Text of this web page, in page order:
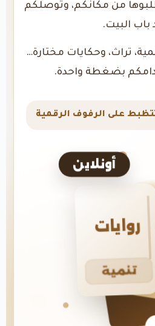
من مكانكم، وتوصلكم
باب البيت.
تراث، وحكايات مختارة…
بضغطة واحدة.
على الرفوف الرقمية
أونلاين
روايات
تنمية